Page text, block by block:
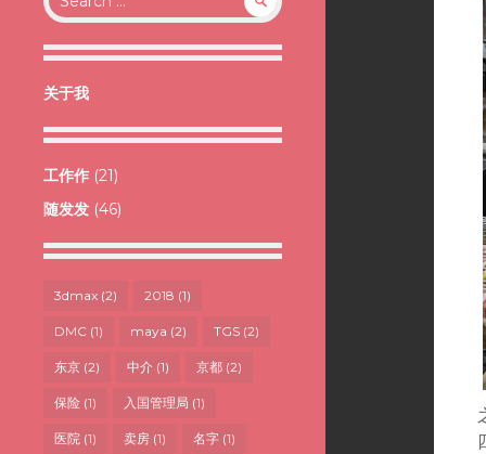
for:
关于我
工作作 (21)
随发发 (46)
3dmax (2) 2018 (1)
DMC (1) maya (2) TGS (2)
东京 (2) 中介 (1) 京都 (2)
保险 (1) 入国管理局 (1)
医院 (1) 卖房 (1) 名字 (1)